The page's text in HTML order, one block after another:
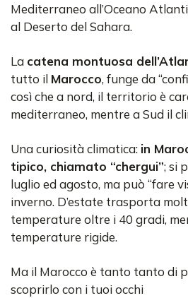
Mediterraneo all’Oceano
al Deserto del Sahara.
La catena montuosa
tutto il Marocco, funge da
così che a nord, il territorio è
mediterraneo, mentre a Sud il
Una curiosità climatica: in
tipico, chiamato “chergui”; si
luglio ed agosto, ma può “fare
inverno. D’estate trasporta
temperature oltre i 40 gradi,
temperature rigide.
Ma il Marocco è tanto tanto di
scoprirlo con i tuoi occhi